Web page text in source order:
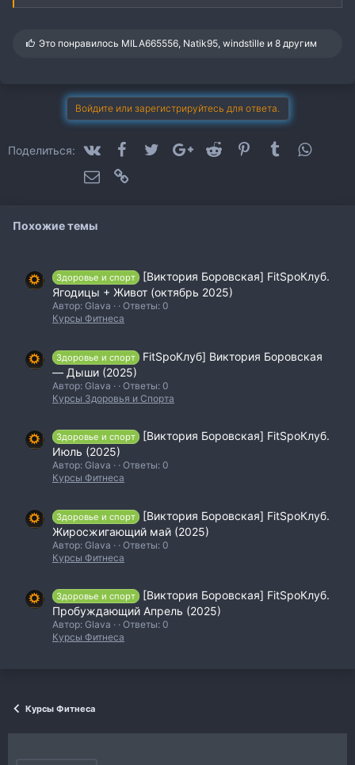
С
Это понравилось MILA665556, Natik95,windstille и 8 другим
Войдите или зарегистрируйтесь для ответа.
Поделиться: VK FacebookTwitterGoogle+Reddit PinterestTumblr
Электронная почта
Похожие темы
Здоровье и спорт
[Виктория Боровская] FitSpoКлуб.
Ягодицы + Живот (октябрь 2025)
Автор: Glava
Ответы: 0
Курсы Фитнеса
Здоровье и спорт
FitSpoКлуб] Виктория Боровская
― Дыши (2025)
Автор: Glava
Ответы: 0
Курсы Здоровья и Спорта
Здоровье и спорт
[Виктория Боровская] FitSpoКлуб.
Июль (2025)
Автор: Glava
Ответы: 0
Курсы Фитнеса
Здоровье и спорт
[Виктория Боровская] FitSpoКлуб.
Жиросжигающий май (2025)
Автор: Glava
Ответы: 0
Курсы Фитнеса
Здоровье и спорт
[Виктория Боровская] FitSpoКлуб.
Пробуждающий Апрель (2025)
Автор: Glava
Ответы: 0
Курсы Фитнеса
Курсы Фитнеса